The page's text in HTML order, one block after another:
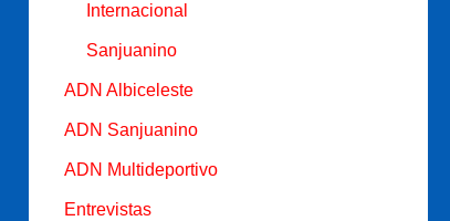
Internacional
Sanjuanino
ADN Albiceleste
ADN Sanjuanino
ADN Multideportivo
Entrevistas